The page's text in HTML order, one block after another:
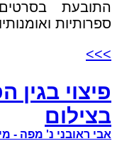
התובעת
ספרותיות
>>>
פיצוי בגין
בצילום
אבי ראובני נ' מפה -